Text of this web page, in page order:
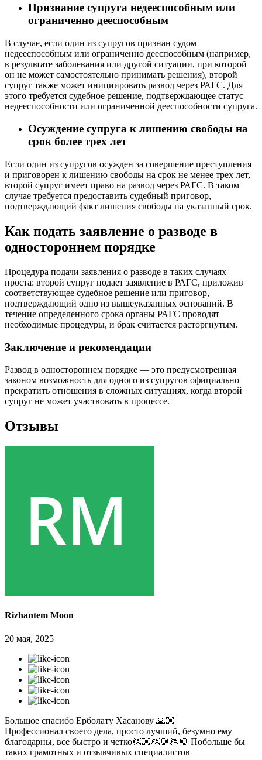
Признание супруга недееспособным или
ограниченно дееспособным
В случае, если один из супругов признан судом
недееспособным или ограниченно дееспособным (например,
в результате заболевания или другой ситуации, при которой
он не может самостоятельно принимать решения), второй
супруг также может инициировать развод через РАГС. Для
этого требуется судебное решение, подтверждающее статус
недееспособности или ограниченной дееспособности супруга.
Осуждение супруга к лишению свободы на
срок более трех лет
Если один из супругов осужден за совершение преступления
и приговорен к лишению свободы на срок не менее трех лет,
второй супруг имеет право на развод через РАГС. В таком
случае требуется предоставить судебный приговор,
подтверждающий факт лишения свободы на указанный срок.
Как подать заявление о разводе в
одностороннем порядке
Процедура подачи заявления о разводе в таких случаях
проста: второй супруг подает заявление в РАГС, приложив
соответствующее судебное решение или приговор,
подтверждающий одно из вышеуказанных оснований. В
течение определенного срока органы РАГС проводят
необходимые процедуры, и брак считается расторгнутым.
Заключение и рекомендации
Развод в одностороннем порядке — это предусмотренная
законом возможность для одного из супругов официально
прекратить отношения в сложных ситуациях, когда второй
супруг не может участвовать в процессе.
Отзывы
Rizhantem Moon
20 мая, 2025
Большое спасибо Ерболату Хасанову 🙏🏼
Профессионал своего дела, просто лучший, безумно ему
благодарны, все быстро и четко👏🏼👏🏼👏🏼 Побольше бы
таких грамотных и отзывчивых специалистов